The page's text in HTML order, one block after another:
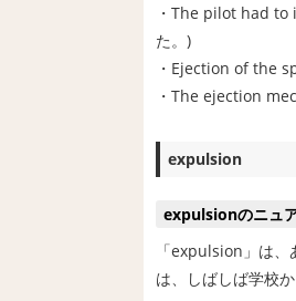
・The pilot had to
た。)
・Ejection of the
・The ejection
expulsion
expulsionのニュ
「expulsion」は
は、しばしば学校